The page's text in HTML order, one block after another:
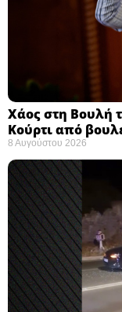
Χάος στη Βουλή
Κούρτι από
8 Αυγούστου 2026